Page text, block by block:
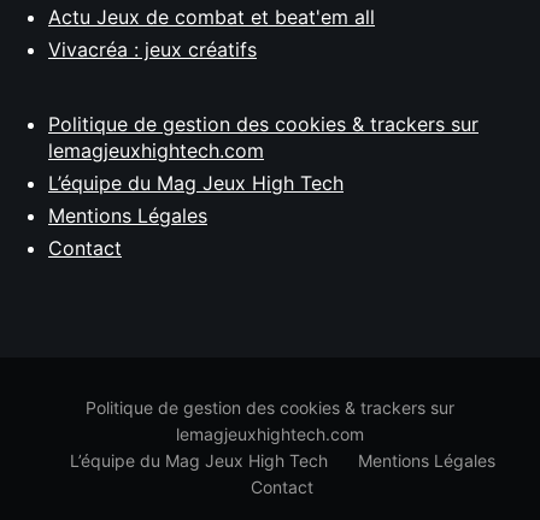
Actu Jeux de combat et beat'em all
Vivacréa : jeux créatifs
Politique de gestion des cookies & trackers sur
lemagjeuxhightech.com
L’équipe du Mag Jeux High Tech
Mentions Légales
Contact
Politique de gestion des cookies & trackers sur
lemagjeuxhightech.com
L’équipe du Mag Jeux High Tech
Mentions Légales
Contact